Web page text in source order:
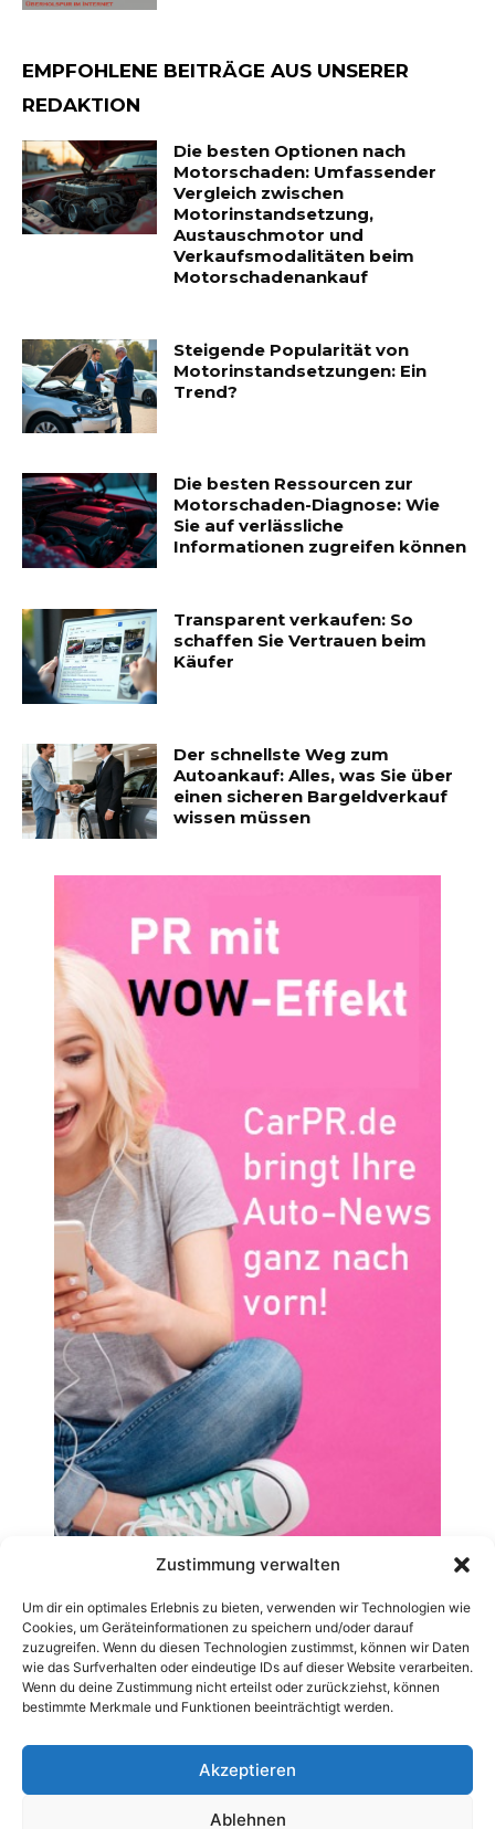
Zustimmung verwalten
Um dir ein optimales Erlebnis zu bieten, verwenden wir Technologien wie
Cookies, um Geräteinformationen zu speichern und/oder darauf
zuzugreifen. Wenn du diesen Technologien zustimmst, können wir Daten
wie das Surfverhalten oder eindeutige IDs auf dieser Website verarbeiten.
Wenn du deine Zustimmung nicht erteilst oder zurückziehst, können
bestimmte Merkmale und Funktionen beeinträchtigt werden.
Akzeptieren
Ablehnen
EMPFOHLENE BEITRÄGE AUS UNSERER
REDAKTION
Die besten Optionen nach
Motorschaden: Umfassender
Vergleich zwischen
Motorinstandsetzung,
Austauschmotor und
Verkaufsmodalitäten beim
Motorschadenankauf
Steigende Popularität von
Motorinstandsetzungen: Ein
Trend?
Die besten Ressourcen zur
Motorschaden-Diagnose: Wie
Sie auf verlässliche
Informationen zugreifen können
Transparent verkaufen: So
schaffen Sie Vertrauen beim
Käufer
Der schnellste Weg zum
Autoankauf: Alles, was Sie über
einen sicheren Bargeldverkauf
wissen müssen